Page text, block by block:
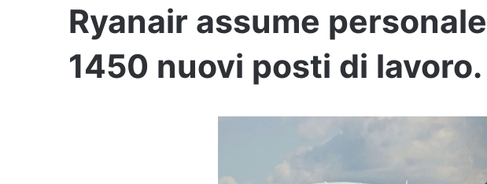
Ryanair assume
1450 nuovi posti di lavoro.